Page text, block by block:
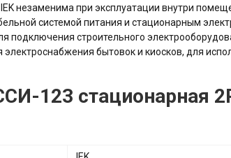
незаменима при эксплуатации внутри
системой питания и стационарным
подключения строительного
бытовок и киосков, для
123 стационарная